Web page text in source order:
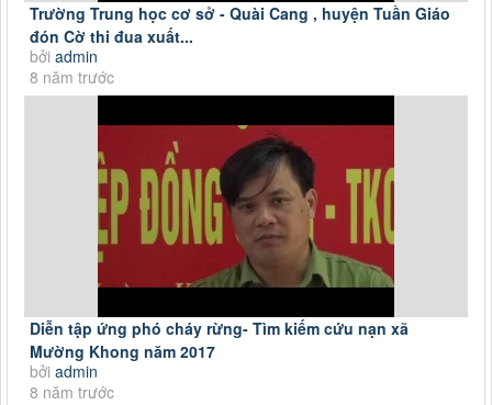
Trường Trung học cơ sở - Quài Cang , huyện Tuần Giáo
đón Cờ thi đua xuất...
bởi admin
8 năm trước
Diễn tập ứng phó cháy rừng- Tìm kiếm cứu nạn xã
Mường Khong năm 2017
bởi admin
8 năm trước